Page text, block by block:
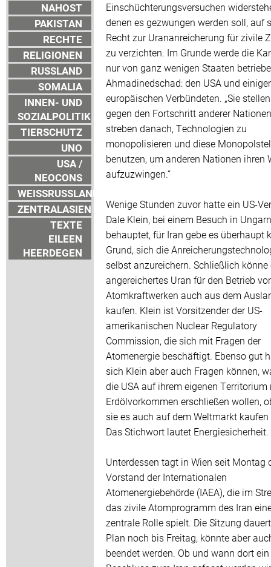
NAHOST
PAKISTAN
RECHTE
RELIGIONEN
RUSSLAND
SOMALIA
INNEN- UND
SOZIALPOLITIK
TIERSCHUTZ
UNO
USA /
NEOCONS
WEISSRUSSLAND
ZENTRALASIEN
TEXTE
EILEEN
HEERDEGEN
Einschüchterungsversuchen
denen es gezwungen werden soll, auf
Recht zur Urananreicherung für zivile
zu verzichten. Im Grunde werde die
nur von ganz wenigen Staaten
Ahmadinedschad: den USA und
europäischen Verbündeten. „Sie
gegen den Fortschritt anderer
streben danach, Technologien zu
monopolisieren und diese
benutzen, um anderen Nationen ihren
aufzuzwingen.“
Wenige Stunden zuvor hatte ein US-
Dale Klein, bei einem Besuch in Ungarn
behauptet, für Iran gebe es überhaupt
Grund, sich die
selbst anzureichern. Schließlich könne
angereichertes Uran für den Betrieb
Atomkraftwerken auch aus dem
kaufen. Klein ist Vorsitzender der US-
amerikanischen Nuclear Regulatory
Commission, die sich mit Fragen der
Atomenergie beschäftigt. Ebenso gut
sich Klein aber auch Fragen können,
die USA auf ihrem eigenen Territorium
Erdölvorkommen erschließen wollen,
sie es auch auf dem Weltmarkt
Das Stichwort lautet Energiesicherheit.
Unterdessen tagt in Wien seit Montag
Vorstand der Internationalen
Atomenergiebehörde (IAEA), die im
das zivile Atomprogramm des Iran
zentrale Rolle spielt. Die Sitzung
Plan noch bis Freitag, könnte aber
beendet werden. Ob und wann dort